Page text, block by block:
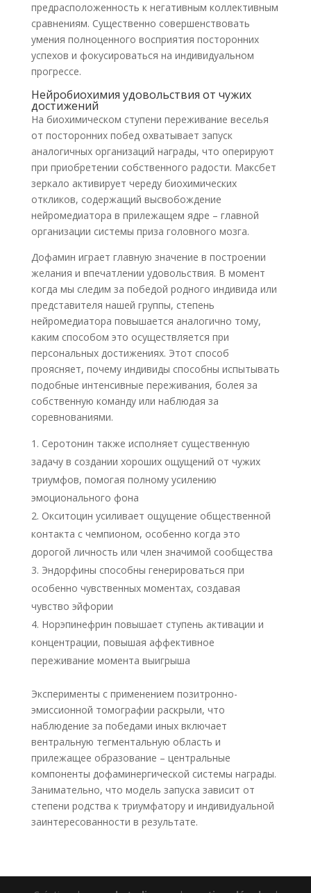
предрасположенность к негативным коллективным
сравнениям. Существенно совершенствовать
умения полноценного восприятия посторонних
успехов и фокусироваться на индивидуальном
прогрессе.
Нейробиохимия удовольствия от чужих
достижений
На биохимическом ступени переживание веселья
от посторонних побед охватывает запуск
аналогичных организаций награды, что оперируют
при приобретении собственного радости. Максбет
зеркало активирует череду биохимических
откликов, содержащий высвобождение
нейромедиатора в прилежащем ядре – главной
организации системы приза головного мозга.
Дофамин играет главную значение в построении
желания и впечатлении удовольствия. В момент
когда мы следим за победой родного индивида или
представителя нашей группы, степень
нейромедиатора повышается аналогично тому,
каким способом это осуществляется при
персональных достижениях. Этот способ
проясняет, почему индивиды способны испытывать
подобные интенсивные переживания, болея за
собственную команду или наблюдая за
соревнованиями.
Серотонин также исполняет существенную
задачу в создании хороших ощущений от чужих
триумфов, помогая полному усилению
эмоционального фона
Окситоцин усиливает ощущение общественной
контакта с чемпионом, особенно когда это
дорогой личность или член значимой сообщества
Эндорфины способны генерироваться при
особенно чувственных моментах, создавая
чувство эйфории
Норэпинефрин повышает ступень активации и
концентрации, повышая аффективное
переживание момента выигрыша
Эксперименты с применением позитронно-
эмиссионной томографии раскрыли, что
наблюдение за победами иных включает
вентральную тегментальную область и
прилежащее образование – центральные
компоненты дофаминергической системы награды.
Занимательно, что модель запуска зависит от
степени родства к триумфатору и индивидуальной
заинтересованности в результате.